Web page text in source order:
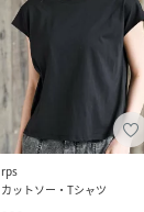
rps
カットソー・Tシャツ